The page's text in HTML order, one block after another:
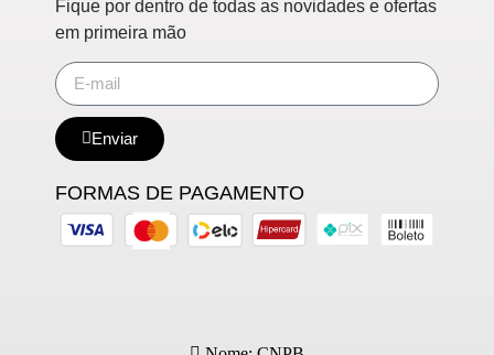
Fique por dentro de todas as novidades e ofertas
em primeira mão
Enviar
FORMAS DE PAGAMENTO